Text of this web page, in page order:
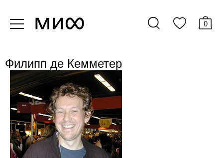
0
Филипп де Кемметер